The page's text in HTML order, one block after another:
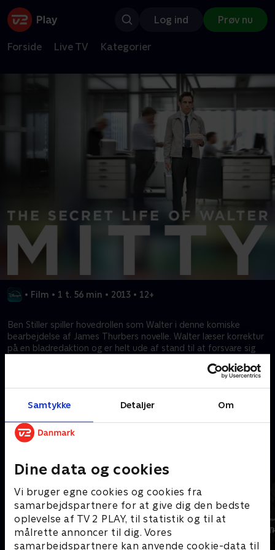
Samtykke Detaljer Om
Dine data og cookies
Vi bruger egne cookies og cookies fra
samarbejdspartnere for at give dig den bedste
oplevelse af TV 2 PLAY, til statistik og til at
målrette annoncer til dig. Vores
samarbejdspartnere kan anvende cookie-data til
Log ind Prøv nu
Forside Live TV Kategorier
• Film • 1 t. 56 min • 2013 • 12+
Ben Stiller spiller hovedrollen som Walter i denne komiske
bearbejdelse af James Thurbers novelle. Walter læser korrektur
på en bladredaktion og er helt ude af stand til at forsvare sig
heroisk, selvsikker og herre over sin egen skæbne. Stiller
Kræver tilkøb
Mere indhold fra Disney+